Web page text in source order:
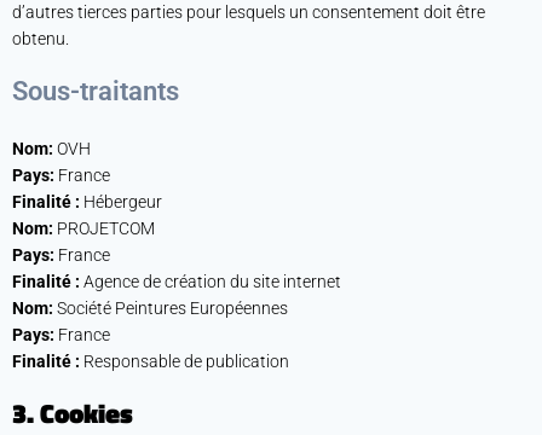
d’autres tierces parties pour lesquels un consentement doit être
obtenu.
Sous-traitants
Nom: OVH
Pays: France
Finalité : Hébergeur
Nom: PROJETCOM
Pays: France
Finalité : Agence de création du site internet
Nom: Société Peintures Européennes
Pays: France
Finalité : Responsable de publication
3. Cookies